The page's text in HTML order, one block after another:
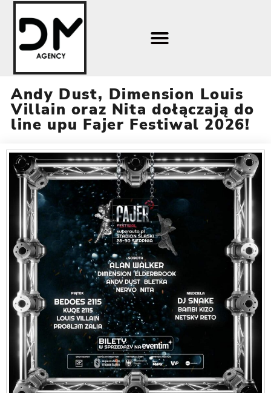
Andy Dust, Dimension Louis
Villain oraz Nita dołączają do
line upu Fajer Festiwal 2026!